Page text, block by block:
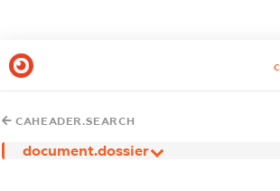
CAHEADER.SEARCH
document.dossier